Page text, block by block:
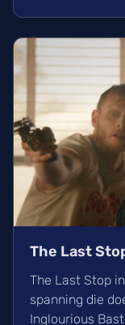
beleven.
The Last
The Last Stop
spanning die
Inglourious